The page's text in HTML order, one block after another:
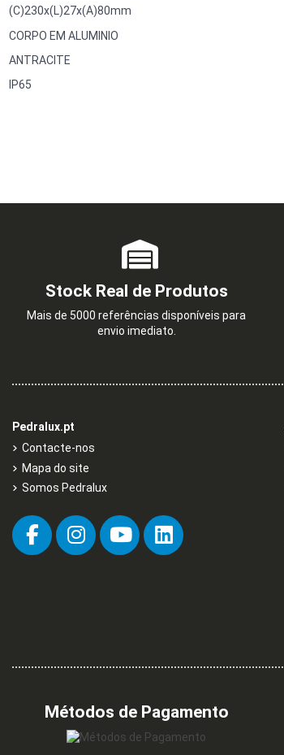
(C)230x(L)27x(A)80mm
CORPO EM ALUMINIO
ANTRACITE
IP65
Stock Real de Produtos
Mais de 5000 referências disponíveis para
envio imediato.
Pedralux.pt
Contacte-nos
Mapa do site
Somos Pedralux
Métodos de Pagamento